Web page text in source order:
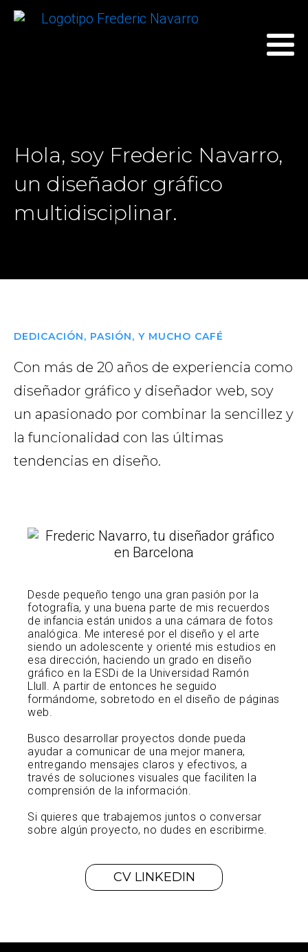
Hola, soy Frederic Navarro,
un diseñador gráfico
multidisciplinar.
DEDICACIÓN, PASIÓN, Y MUCHO CAFÉ
Con más de 20 años de experiencia como
diseñador gráfico y diseñador web, soy
un apasionado por combinar la sencillez y
la funcionalidad con las últimas
tendencias en diseño.
Desde pequeño tengo una gran pasión por la
fotografía, y una buena parte de mis recuerdos
de infancia están unidos a una cámara de fotos
analógica. Me interesé por el diseño y el arte
siendo un adolescente y orienté mis estudios en
esa dirección, haciendo un grado en diseño
gráfico en la ESDi de la Universidad Ramón
Llull. A partir de entonces he seguido
formándome, sobretodo en el diseño de páginas
web.
Busco desarrollar proyectos donde pueda
ayudar a comunicar de una mejor manera,
entregando mensajes claros y efectivos, a
través de soluciones visuales que faciliten la
comprensión de la información.
Si quieres que trabajemos juntos o conversar
sobre algún proyecto, no dudes en escribirme.
CV LINKEDIN